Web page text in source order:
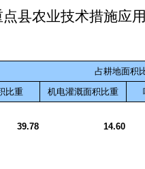
县农业技术措施应
占耕地面积
比重
机电灌溉面积比重
39.78 14.60